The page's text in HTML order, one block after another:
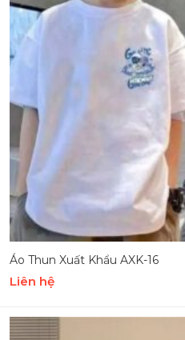
Áo Thun Xuất Khẩu AXK-16
Liên hệ